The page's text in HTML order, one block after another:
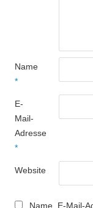
Name
*
E-
Mail-
Adresse
*
Website
Name, E-Mail-